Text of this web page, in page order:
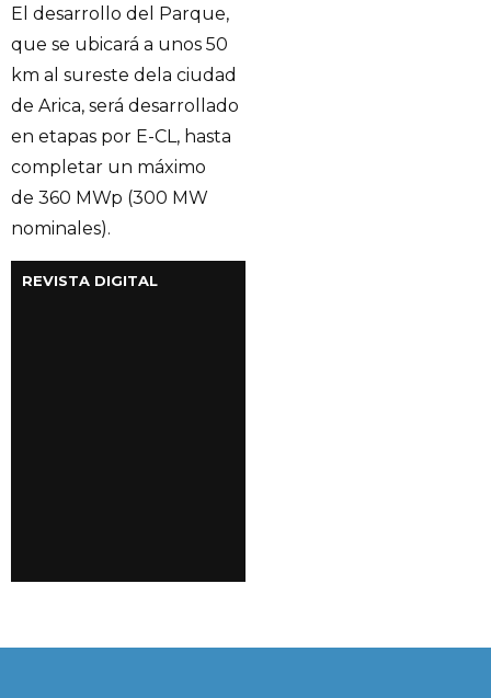
El desarrollo del Parque,
que se ubicará a unos 50
km al sureste dela ciudad
de Arica, será desarrollado
en etapas por E-CL, hasta
completar un máximo
de 360 MWp (300 MW
nominales).
REVISTA DIGITAL